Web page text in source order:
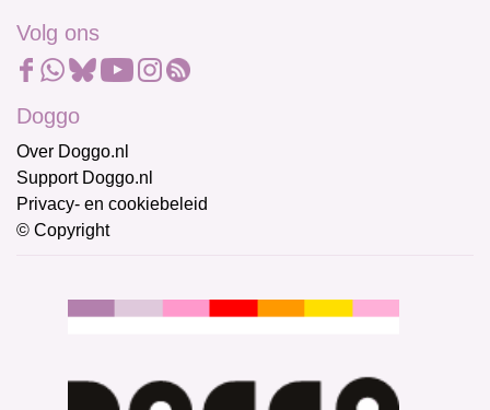
Volg ons
Doggo
Over Doggo.nl
Support Doggo.nl
Privacy- en cookiebeleid
© Copyright